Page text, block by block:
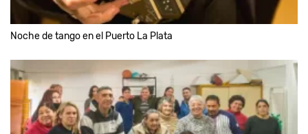
Noche de tango en el Puerto La Plata